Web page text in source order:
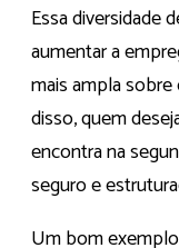
Essa diversidade
aumentar a
mais ampla
disso, quem
encontra na
seguro e
Um bom